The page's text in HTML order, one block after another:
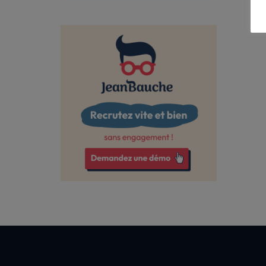
Essonne
Finistère
Gironde